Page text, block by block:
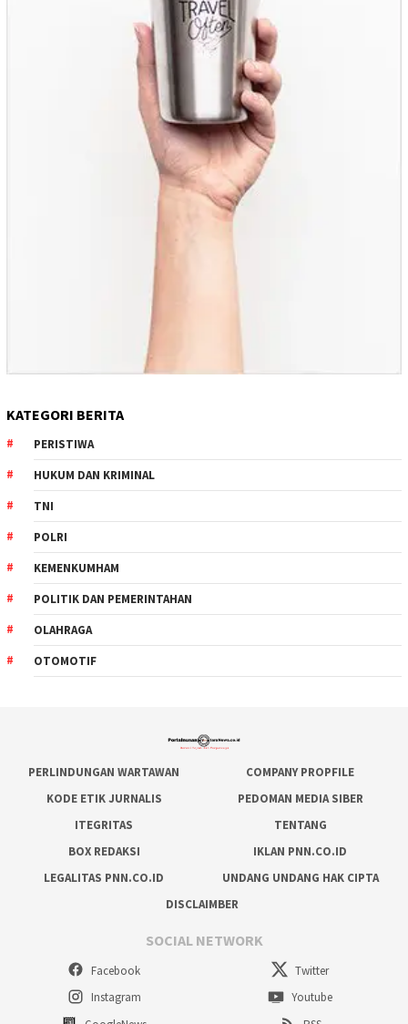
KATEGORI BERITA
PERISTIWA
HUKUM DAN KRIMINAL
TNI
POLRI
KEMENKUMHAM
POLITIK DAN PEMERINTAHAN
OLAHRAGA
OTOMOTIF
PERLINDUNGAN WARTAWAN
COMPANY PROPFILE
KODE ETIK JURNALIS
PEDOMAN MEDIA SIBER
ITEGRITAS
TENTANG
BOX REDAKSI
IKLAN PNN.CO.ID
LEGALITAS PNN.CO.ID
UNDANG UNDANG HAK CIPTA
DISCLAIMBER
SOCIAL NETWORK
Facebook
Twitter
Instagram
Youtube